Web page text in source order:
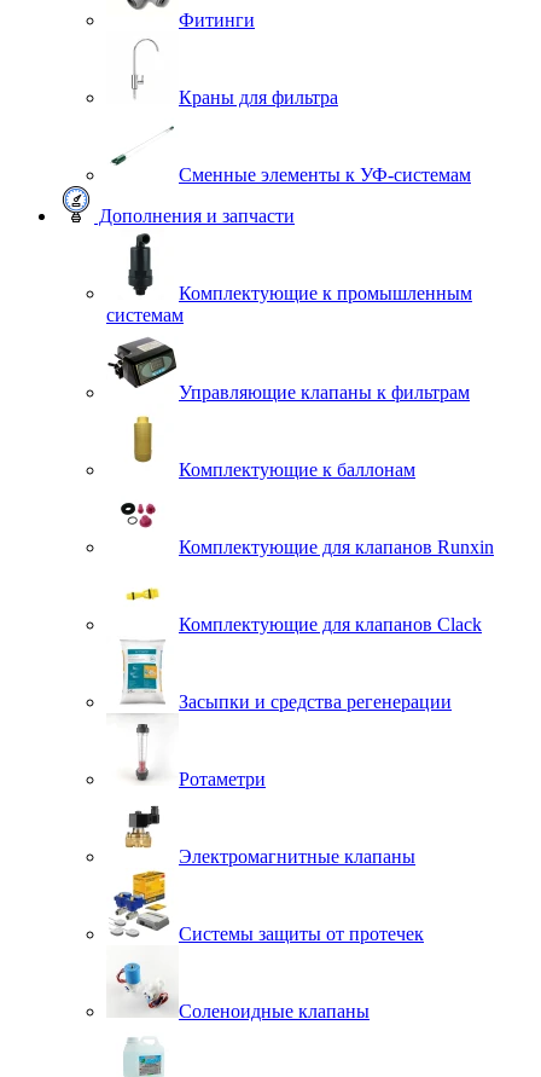
Фитинги
Краны для фильтра
Сменные элементы к УФ-системам
Дополнения и запчасти
Комплектующие к промышленным
системам
Управляющие клапаны к фильтрам
Комплектующие к баллонам
Комплектующие для клапанов Runxin
Комплектующие для клапанов Clack
Засыпки и средства регенерации
Ротаметри
Электромагнитные клапаны
Системы защиты от протечек
Соленоидные клапаны